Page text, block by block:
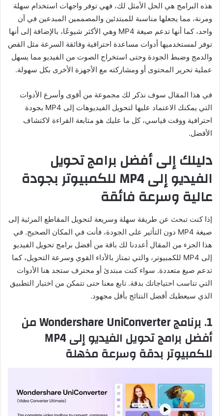
هذه البرامج هي الحل الأمثل لك، فهي توفر واجهات استخدام سهلة
ومرنة، مما يجعلها مناسبة للمبتدئين والمصممين المبدعين في آن
واحد، كما أنها تدعم صيغة MP4 وهي الأكثر شيوعًا، بالإضافة إلى أنها
توفر لمستخدميها أدوات مساعدة احترافية وفائقة السرعة مثل القص
والدمج وضبط الجودة وحتى استخراج الصوت من الفيديو مما يسهل
عملية تحرير المحتوى أو ومشاركته مع الأجهزة الأخرى بكل سهولة.
في هذا المقال سوف نذكر لك مجموعة من أقوى وأسرع الأدوات
التي يمكنك الاعتماد عليها لتحويل الفيديوهات إلى MP4 بجودة
احترافية ووقت قياسي، كل ما عليك هو متابعة القراءة لاكتشاف
الأفضل.
دليلك إلى أفضل برامج تحويل
الفيديو إلى MP4 للكمبيوتر بجودة
عالية وسرعة فائقة
إذا كنت تبحث عن طريقة سهلة وسريعة لتحويل المقاطع المرئية إلى
صيغة MP4 دون التأثير على الجودة، فأنت في المكان الصحيح. في
هذا الجزء من المقال أعددنا لك باقة من أفضل برامج تحويل الفيديو
إلى MP4 للكمبيوتر، والتي تمتاز بالأداء القوي وسرعة التحويل، كما
تدعم صيغ متعددة. سواء كنت مبتدئ أو محترف ستجد هنا الأدوات
التي تناسب احتياجاتك بدقة. تابع معنا حتى تتمكن من اختيار التطبيق
الذي سيعطيك أفضل النتائج بأقل مجهود.
1. برنامج Wondershare UniConverter من
أفضل برامج تحويل الفيديو إلى MP4
للكمبيوتر بدقة وسرعة مذهلة